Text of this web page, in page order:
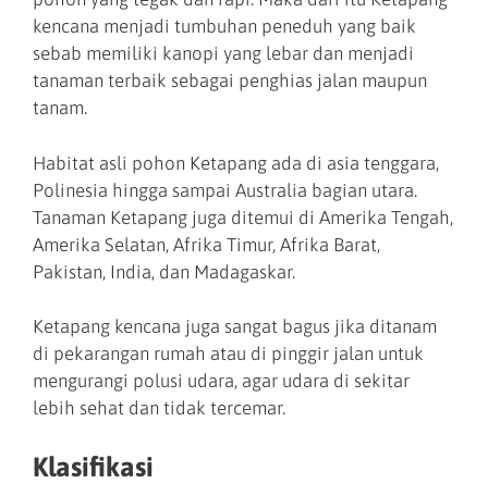
kencana menjadi tumbuhan peneduh yang baik
sebab memiliki kanopi yang lebar dan menjadi
tanaman terbaik sebagai penghias jalan maupun
tanam.
Habitat asli pohon Ketapang ada di asia tenggara,
Polinesia hingga sampai Australia bagian utara.
Tanaman Ketapang juga ditemui di Amerika Tengah,
Amerika Selatan, Afrika Timur, Afrika Barat,
Pakistan, India, dan Madagaskar.
Ketapang kencana juga sangat bagus jika ditanam
di pekarangan rumah atau di pinggir jalan untuk
mengurangi polusi udara, agar udara di sekitar
lebih sehat dan tidak tercemar.
Klasifikasi